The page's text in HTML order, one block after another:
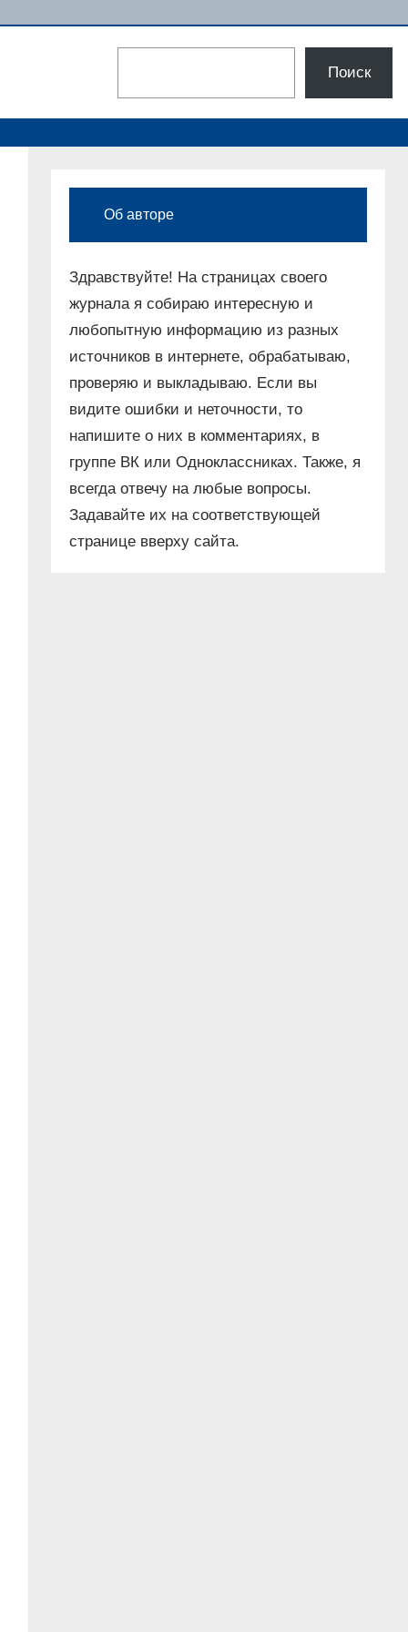
Поиск
Об авторе
Здравствуйте! На страницах своего
журнала я собираю интересную и
любопытную информацию из разных
источников в интернете, обрабатываю,
проверяю и выкладываю. Если вы
видите ошибки и неточности, то
напишите о них в комментариях, в
группе ВК или Одноклассниках. Также, я
всегда отвечу на любые вопросы.
Задавайте их на соответствующей
странице вверху сайта.